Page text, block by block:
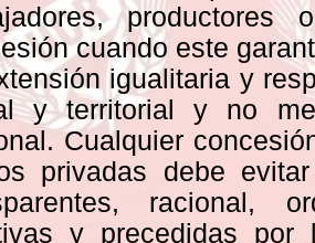
cuando este
igualitaria y
y territorial y no
Cualquier
privadas debe
racional,
y precedidas por